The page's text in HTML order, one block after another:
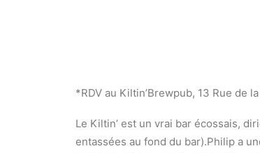
*RDV au Kiltin’Brewpub, 13 Rue de
Le Kiltin’ est un vrai bar écossais,
entassées au fond du bar).Philip a